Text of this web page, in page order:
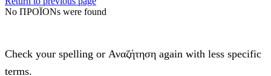
No ΠΡΟΪΟΝs were found
Check your spelling or Αναζήτηση again with less specific
terms.